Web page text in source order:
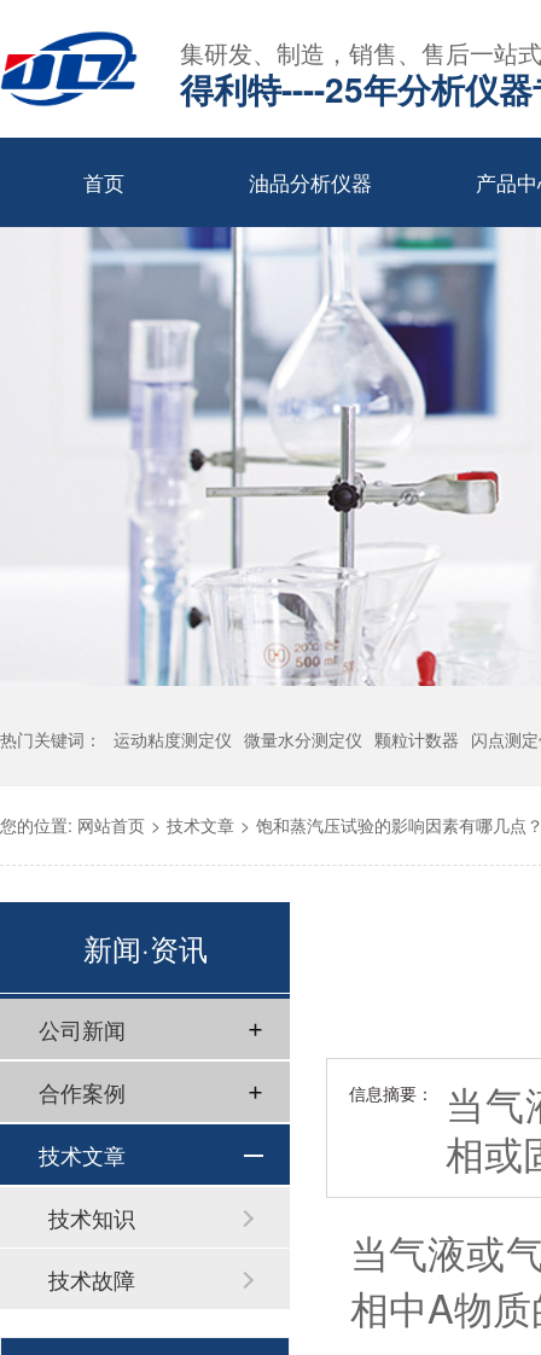
集研发、制造，销售、售后一站
得利特----25年分析仪
首页 油品分析仪器 产品
热门关键词： 运动粘度测定仪 微量水分测定仪 颗粒计数器 闪点测
您的位置: 网站首页 > 技术文章 > 饱和蒸汽压试验的影响因素有哪几点
信息摘要：
当气
相或
当气液或
相中A物
新闻·资讯
公司新闻
合作案例
技术文章
技术知识
技术故障